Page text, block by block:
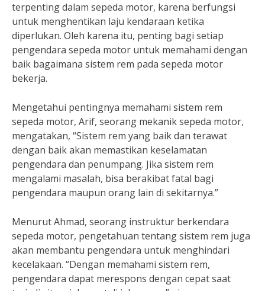
terpenting dalam sepeda motor, karena berfungsi
untuk menghentikan laju kendaraan ketika
diperlukan. Oleh karena itu, penting bagi setiap
pengendara sepeda motor untuk memahami dengan
baik bagaimana sistem rem pada sepeda motor
bekerja.
Mengetahui pentingnya memahami sistem rem
sepeda motor, Arif, seorang mekanik sepeda motor,
mengatakan, “Sistem rem yang baik dan terawat
dengan baik akan memastikan keselamatan
pengendara dan penumpang. Jika sistem rem
mengalami masalah, bisa berakibat fatal bagi
pengendara maupun orang lain di sekitarnya.”
Menurut Ahmad, seorang instruktur berkendara
sepeda motor, pengetahuan tentang sistem rem juga
akan membantu pengendara untuk menghindari
kecelakaan. “Dengan memahami sistem rem,
pengendara dapat merespons dengan cepat saat